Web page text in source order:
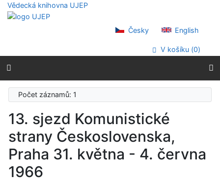
Přejít na obsah
Přejít na menu
Prohlášení o webové přístupnosti
Vědecká knihovna UJEP
Česky English
V košíku (0)
Počet záznamů: 1
13. sjezd Komunistické
strany Československa,
Praha 31. května - 4. června
1966